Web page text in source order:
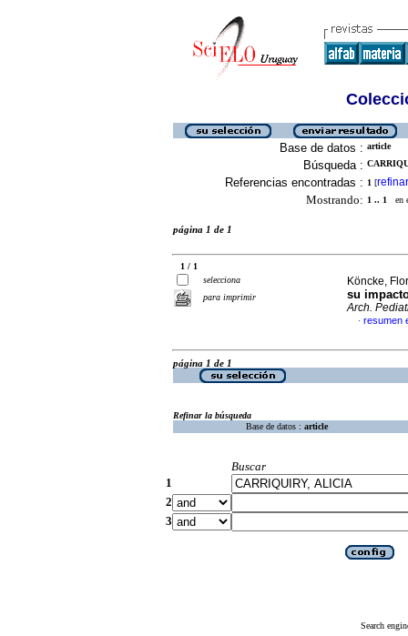
Base de datos : article
Búsqueda :
Referencias encontradas : 1 [refinar
Mostrando: 1 .. 1 en
página 1 de 1
1 / 1
selecciona
para imprimir
Köncke,
su
Arch.
· resumen
página 1 de 1
Refinar la búsqueda
Base de datos : article
Buscar
1
2
3
Search